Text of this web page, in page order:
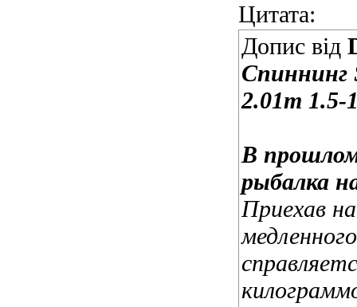
Цитата:
Допис від
Спиннинг
2.01m 1.5-
В прошлом
рыбалка
Приехав